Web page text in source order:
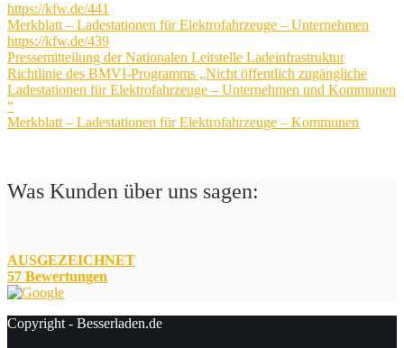
https://kfw.de/441
Merkblatt – Ladestationen für Elektrofahrzeuge – Unternehmen
https://kfw.de/439
Pressemitteilung der Nationalen Leitstelle Ladeinfrastruktur
Richtlinie des BMVI-Programms „Nicht öffentlich zugängliche
Ladestationen für Elektrofahrzeuge – Unternehmen und Kommunen
“
Merkblatt – Ladestationen für Elektrofahrzeuge – Kommunen
Was Kunden über uns sagen:
AUSGEZEICHNET
57 Bewertungen
Copyright - Besserladen.de